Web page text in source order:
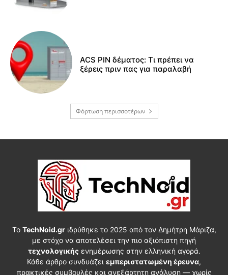
ACS PIN δέματος: Τι πρέπει να
ξέρεις πριν πας για παραλαβή
Φόρτωση περισσοτέρων
Το TechNoid.grιδρύθηκε το 2025 από τον Δημήτρη Μάριζα,
με στόχο να αποτελέσει την πιο αξιόπιστη πηγή
τεχνολογικήςενημέρωσης στην ελληνική αγορά.
Κάθε άρθρο συνδυάζει εμπεριστατωμένη έρευνα,
πρακτικές συμβουλές και ανεξάρτητη ανάλυση — χωρίς